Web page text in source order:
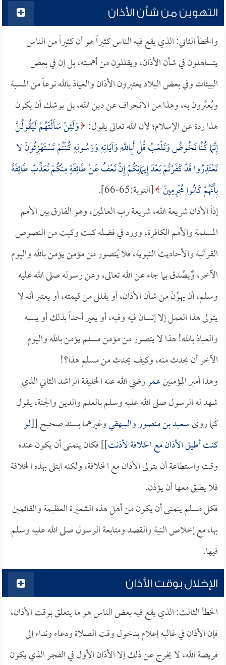
التهوين من شأن الأذان
والخطأ الثاني: الذي يقع فيه الناس كثيراً هو أن كثيراً من الناس
يتساهلون في شأن الأذان، ويقللون من أهميته، بل إن في بعض
البيئات وفي بعض البلاد يعتبرون الأذان والعياذ بالله نوعاً من المسبة
ويُعيَّرون به، وهذا من الانحراف عن دين الله، بل يوشك أن يكون
هذا ردة عن الإسلام؛ لأن الله تعالى يقول: وَلَئِنْ سَأَلْتَهُمْ لَيَقُولُنَّ
إِنَّمَا كُنَّا نَخُوضُ وَنَلْعَبُ قُلْ أَبِاللَّهِ وَآيَاتِهِ وَرَسُولِهِ كُنْتُمْ تَسْتَهْزِئُونَ لا
تَعْتَذِرُوا قَدْ كَفَرْتُمْ بَعْدَ إِيمَانِكُمْ إِنْ نَعْفُ عَنْ طَائِفَةٍ مِنْكُمْ نُعَذِّبْ طَائِفَةَ
بِأَنَّهُمْ كَانُوا مُجْرِمِينَ [التوبة:65-66].
إذاً الأذان شريعة الله، شريعة رب العالمين، وهو الفارق بين الأمم
المسلمة والأمم الكافرة، وورد في فضله كيت وكيت من النصوص
القرآنية والأحاديث النبوية، فلا يُتصور من مؤمن يؤمن بالله واليوم
الآخر، وٌيصِّدق بما جاء عن الله تعالى، وعن رسوله صلى الله عليه
وسلم، أن يهوِّنَ من شأن الأذان، أو يقلل من قيمته، أو يعتبر أنه لا
يتولى هذا العمل إلا إنسان فيه وفيه، أو يعير أحداً بذلك أو يسبه
والعياذ بالله! هذا لا يتصور من مؤمن مسلم يؤمن بالله واليوم
الآخر أن يحدث منه، وكيف يحدث من مسلم هذا؟!
وهذا أمير المؤمنينعمررضي الله عنه الخليفة الراشد الثاني الذي
شهد له الرسول صلى الله عليه وسلم بالعلم والدين والجنة، يقول
كما روىسعيد بن منصوروالبيهقيوغيرهما بسند صحيح [[لو
كنت أطيق الأذان مع الخلافة لأذنت]] فكان يتمنى أن يكون عنده
وقت واستطاعة أن يتولى الأذان مع الخلافة، ولكنه ابتلى بهذه الخلافة
فلا يطيق معها أن يؤذن.
فكل مسلم يتمنى أن يكون من أهل هذه الشعيرة العظيمة والقائمين
بها، مع إخلاص النية والقصد ومتابعة الرسول صلى الله عليه وسلم
فيها.
الإخلال بوقت الأذان
الخطأ الثالث: الذي يقع فيه بعض الناس هو ما يتعلق بوقت الأذان،
فإن الأذان في غالبه إعلام بدخول وقت الصلاة ودعاء ونداء إلى
فريضة الله، لا يخرج عن ذلك إلا الأذان الأول في الفجر الذي يكون